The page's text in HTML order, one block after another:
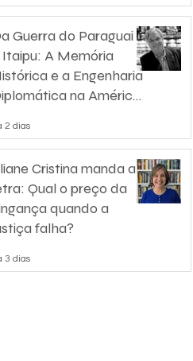
Guerra do Paraguai
A Memória
e a Engenharia
na América
2 dias
Cristina manda a
Qual o preço da
quando a
falha?
3 dias